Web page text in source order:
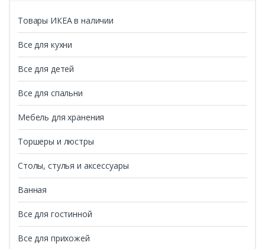
Товары ИКЕА в наличии
Все для кухни
Все для детей
Все для спальни
Мебель для хранения
Торшеры и люстры
Столы, стулья и аксессуары
Ванная
Все для гостинной
Все для прихожей